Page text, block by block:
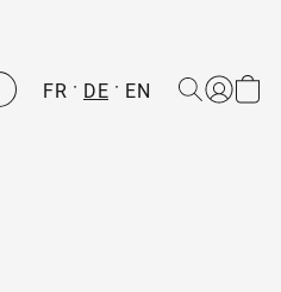
FR DE EN